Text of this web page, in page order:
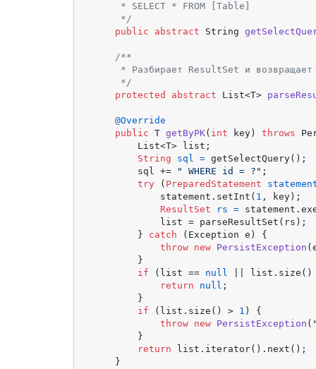
     * SELECT * FROM [Table]
     */
public
abstract String
/**
* Разбирает ResultSet и
     */
protected
abstract List<T>
@Override
public T getByPK( int key) throws
        List<T> list;
String
sql = getSelectQuery();
        sql +=
" WHERE id = ?" ;
try ( PreparedStatement
            statement.setInt(
1 , key);
ResultSet
rs =
            list = parseResultSet(rs);
        }
catch (Exception e) {
throw new PersistException
        }
if (list == null || list.size()
return
null ;
        }
if (list.size() > 1 ) {
throw new PersistException (
        }
return list.iterator().next();
    }